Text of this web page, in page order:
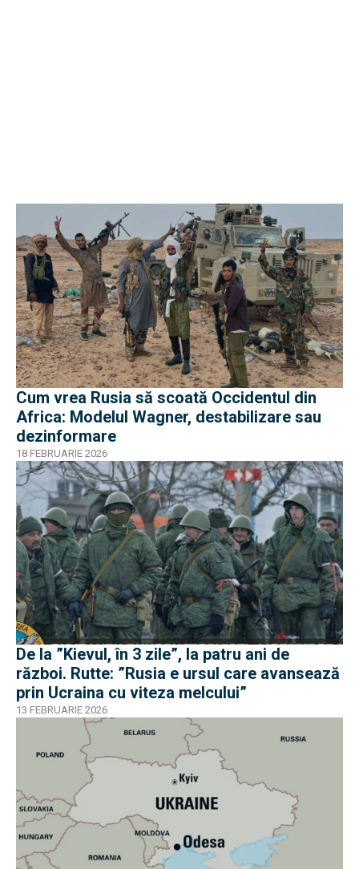
Cum vrea Rusia să scoată Occidentul din
Africa: Modelul Wagner, destabilizare sau
dezinformare
18 FEBRUARIE 2026
De la ”Kievul, în 3 zile”, la patru ani de
război. Rutte: ”Rusia e ursul care avansează
prin Ucraina cu viteza melcului”
13 FEBRUARIE 2026